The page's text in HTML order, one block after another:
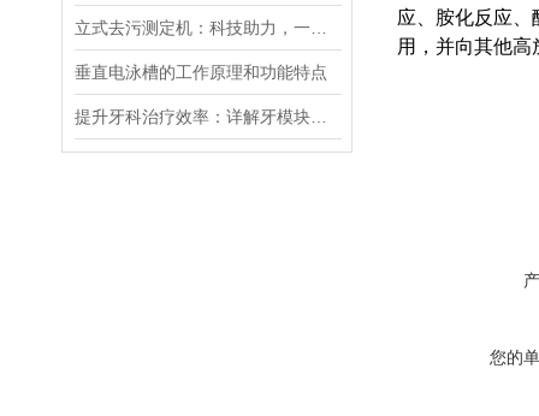
垂直电泳槽的工作原理和功能特点
应、胺化反应
用，并向其他
您的